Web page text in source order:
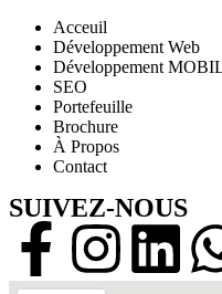
Acceuil
Développement Web
Développement
SEO
Portefeuille
Brochure
À Propos
Contact
SUIVEZ-NOUS